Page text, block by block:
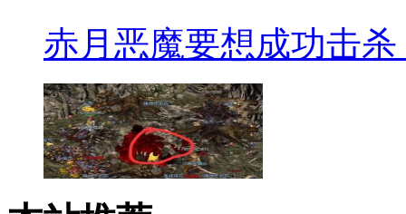
赤月恶魔要想成功击